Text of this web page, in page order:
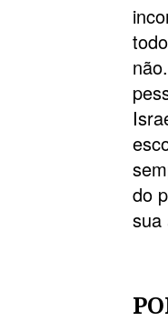
do
sua